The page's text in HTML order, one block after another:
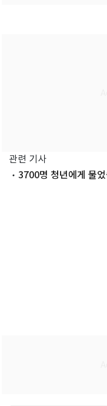
관련 기사
3700명 청년에게 물